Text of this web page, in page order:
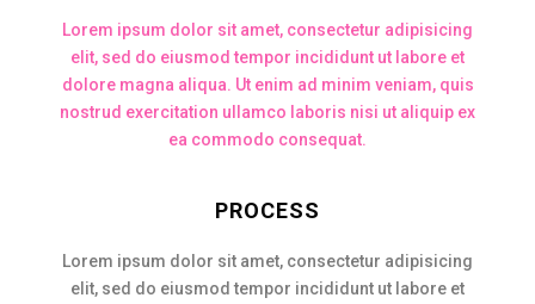
Lorem ipsum dolor sit amet, consectetur adipisicing
elit, sed do eiusmod tempor incididunt ut labore et
dolore magna aliqua. Ut enim ad minim veniam, quis
nostrud exercitation ullamco laboris nisi ut aliquip ex
ea commodo consequat.
PROCESS
Lorem ipsum dolor sit amet, consectetur adipisicing
elit, sed do eiusmod tempor incididunt ut labore et